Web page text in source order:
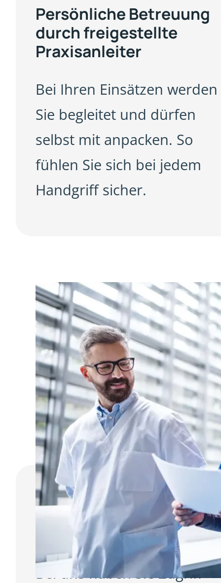
Persönliche Betreuung
durch freigestellte
Praxisanleiter
Bei Ihren Einsätzen werden
Sie begleitet und dürfen
selbst mit anpacken. So
fühlen Sie sich bei jedem
Handgriff sicher.
Digitales Lernen
Bücher wälzen war gestern.
Bei uns haben Sie Zugriff